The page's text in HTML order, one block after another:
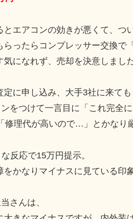
とエアコンの効きが悪くて、つ
ったらコンプレッサー交換で
になれず、売却を決意しました
定に申し込み、大手3社に来ても
をつけて一言目に「これ完全
修理代が高いので…」とかなり
反応で15万円提示。
かなりマイナスに見ている印
さんは、